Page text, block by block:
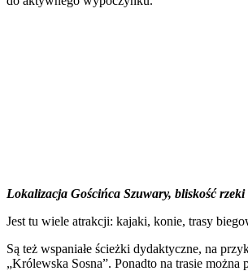
Lokalizacja Gościńca Szuwary, bliskość
Jest tu wiele atrakcji: kajaki, konie, trasy
Są też wspaniałe ścieżki dydaktyczne, na
„Królewska Sosna”. Ponadto na trasie